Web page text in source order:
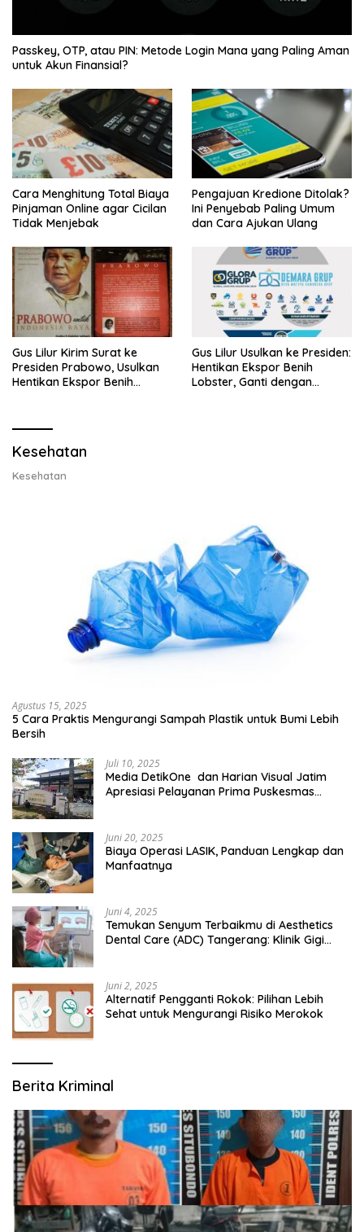
Passkey, OTP, atau PIN: Metode Login Mana yang Paling Aman
untuk Akun Finansial?
Cara Menghitung Total Biaya
Pinjaman Online agar Cicilan
Tidak Menjebak
Pengajuan Kredione Ditolak?
Ini Penyebab Paling Umum
dan Cara Ajukan Ulang
Gus Lilur Kirim Surat ke
Presiden Prabowo, Usulkan
Hentikan Ekspor Benih
Gus Lilur Usulkan ke Presiden:
Hentikan Ekspor Benih
Lobster, Ganti dengan
Kesehatan
Kesehatan
Agustus 15, 2025
5 Cara Praktis Mengurangi Sampah Plastik untuk Bumi Lebih
Bersih
Juli 10, 2025
Media DetikOne dan Harian Visual Jatim
Apresiasi Pelayanan Prima Puskesmas
Juni 20, 2025
Biaya Operasi LASIK, Panduan Lengkap dan
Manfaatnya
Juni 4, 2025
Temukan Senyum Terbaikmu di Aesthetics
Dental Care (ADC) Tangerang: Klinik Gigi
Juni 2, 2025
Alternatif Pengganti Rokok: Pilihan Lebih
Sehat untuk Mengurangi Risiko Merokok
Berita Kriminal